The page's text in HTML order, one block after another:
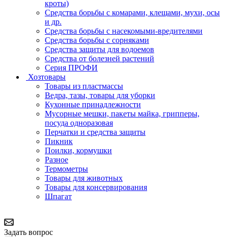
кроты)
Средства борьбы с комарами, клещами, мухи, осы
и др.
Средства борьбы с насекомыми-вредителями
Средства борьбы с сорняками
Средства защиты для водоемов
Средства от болезней растений
Серия ПРОФИ
Хозтовары
Товары из пластмассы
Ведра, тазы, товары для уборки
Кухонные принадлежности
Мусорные мешки, пакеты майка, грипперы,
посуда одноразовая
Перчатки и средства защиты
Пикник
Поилки, кормушки
Разное
Термометры
Товары для животных
Товары для консервирования
Шпагат
Задать вопрос